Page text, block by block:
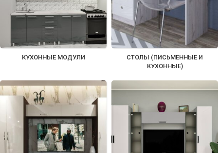
КУХОННЫЕ МОДУЛИ
СТОЛЫ (ПИСЬМЕННЫЕ И
КУХОННЫЕ)